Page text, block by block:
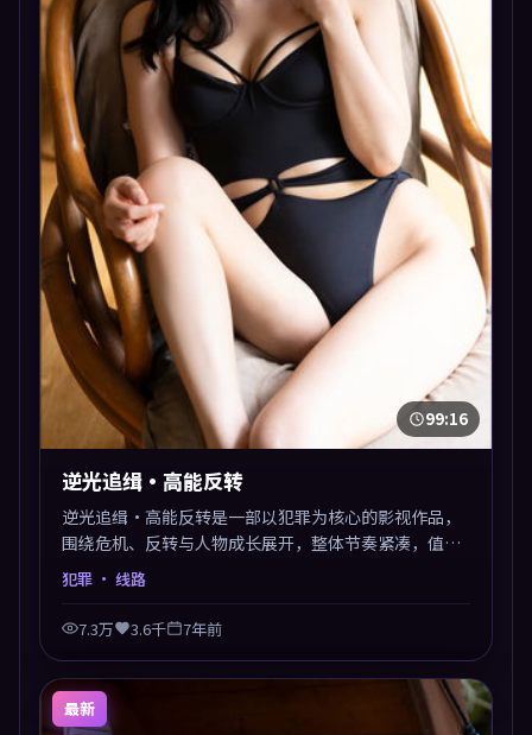
99:16
逆光追缉·高能反转
逆光追缉·高能反转是一部以犯罪为核心的影视作品，
围绕危机、反转与人物成长展开，整体节奏紧凑，值得
推荐观看。
犯罪 · 线路
7.3万 3.6千 7年前
最新